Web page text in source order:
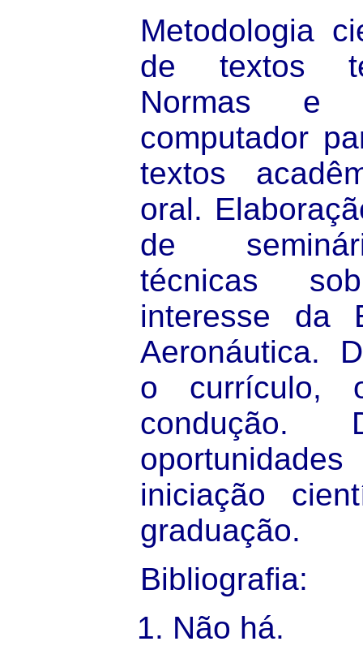
Metodologia
de textos
Normas e
computador
textos
oral.
de
técnicas
interesse da
Aeronáutica.
o currículo,
condução.
iniciação
graduação.
Bibliografia:
Não há.